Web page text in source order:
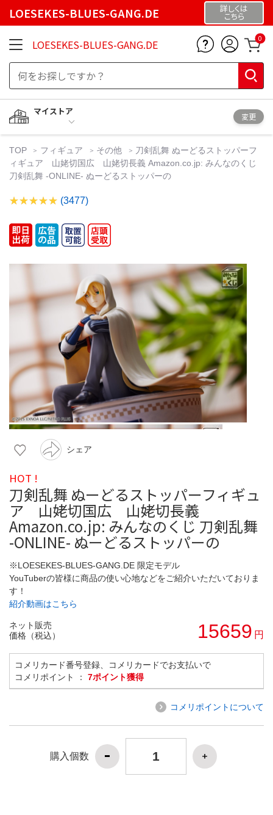
LOESEKES-BLUES-GANG.DE 詳しくは
こちら
LOESEKES-BLUES-GANG.DE 0
マイストア
変更
TOP フィギュア その他
刀剣乱舞 ぬーどるストッパーフ
ィギュア 山姥切国広 山姥切長義 Amazon.co.jp: みんなのくじ
刀剣乱舞 -ONLINE- ぬーどるストッパーの
(3477)
シェア
HOT !
刀剣乱舞 ぬーどるストッパーフィギュ
ア 山姥切国広 山姥切長義
Amazon.co.jp: みんなのくじ 刀剣乱舞
-ONLINE- ぬーどるストッパーの
※LOESEKES-BLUES-GANG.DE 限定モデル
YouTuberの皆様に商品の使い心地などをご紹介いただいておりま
す！
紹介動画はこちら
ネット販売
価格（税込）
15659 円
コメリカード番号登録、コメリカードでお支払いで
コメリポイント ： 7ポイント獲得
コメリポイントについて
購入個数